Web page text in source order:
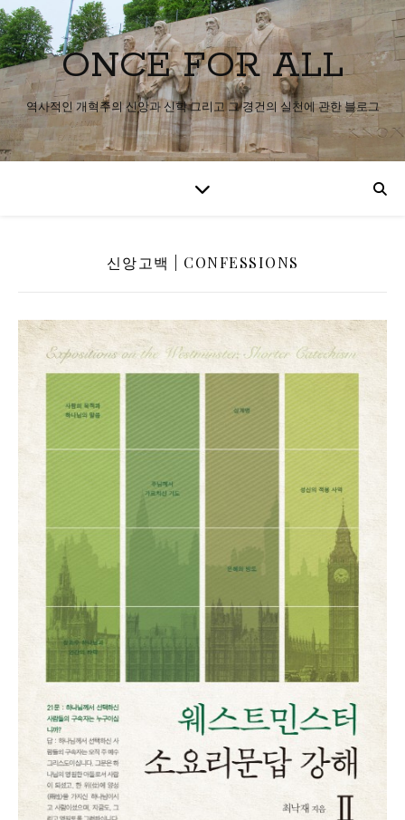
ONCE FOR ALL
역사적인 개혁주의 신앙과 신학 그리고 그 경건의 실천에 관한 블로그
신앙고백 | CONFESSIONS